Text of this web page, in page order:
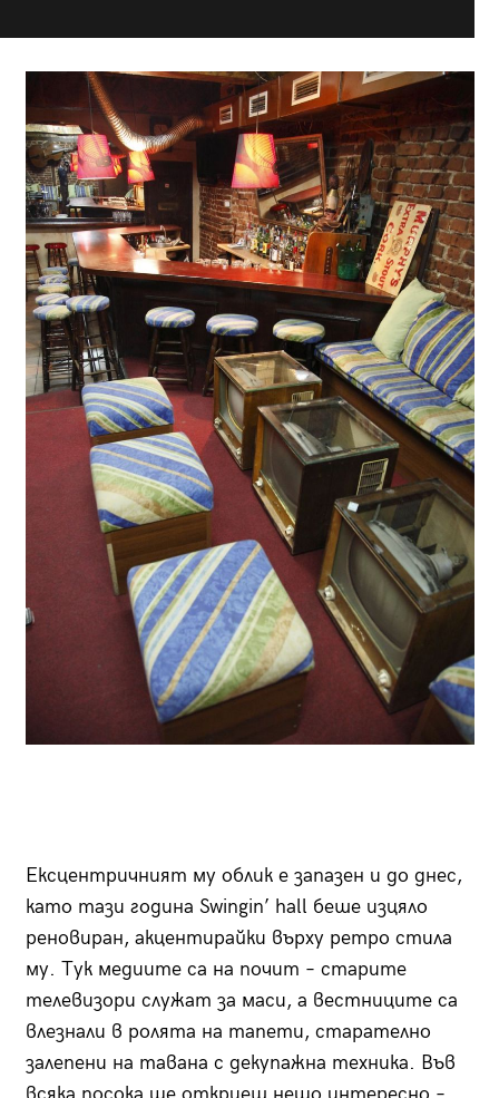
Ексцентричният му облик е запазен и до днес,
като тази година Swingin’ hall беше изцяло
реновиран, акцентирайки върху ретро стила
му. Тук медиите са на почит – старите
телевизори служат за маси, а вестниците са
влезнали в ролята на тапети, старателно
залепени на тавана с декупажна техника. Във